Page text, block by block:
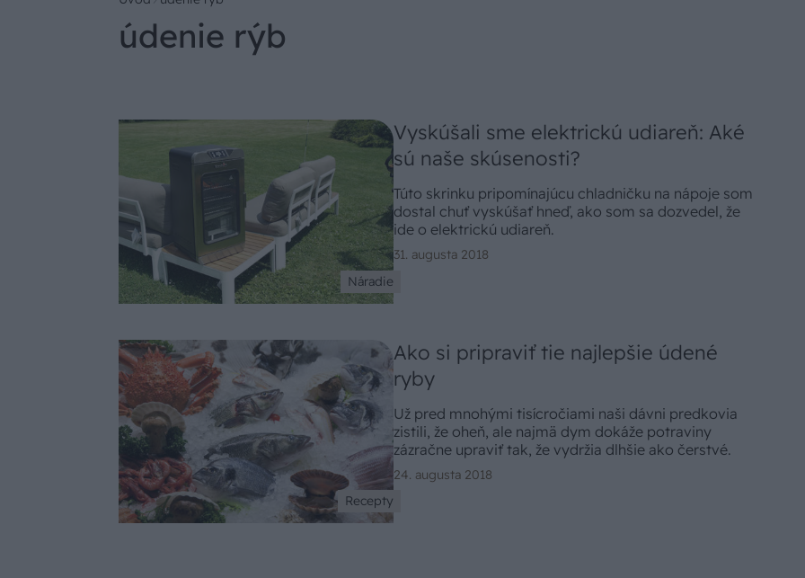
údenie rýb
Náradie
Vyskúšali sme elektrickú udiareň: Aké
sú naše skúsenosti?
Túto skrinku pripomínajúcu chladničku na nápoje som
dostal chuť vyskúšať hneď, ako som sa dozvedel, že
ide o elektrickú udiareň.
31. augusta 2018
Recepty
Ako si pripraviť tie najlepšie údené
ryby
Už pred mnohými tisícročiami naši dávni predkovia
zistili, že oheň, ale najmä dym dokáže potraviny
zázračne upraviť tak, že vydržia dlhšie ako čerstvé.
24. augusta 2018